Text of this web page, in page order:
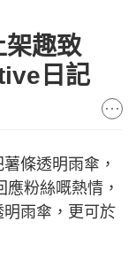
趣致
日記
條透明雨傘，
粉絲嘅熱情，
雨傘，更可於